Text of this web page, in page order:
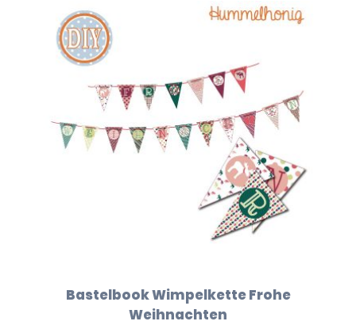
Bastelbook Wimpelkette Frohe
Weihnachten